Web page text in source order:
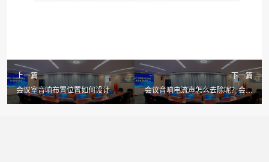
上一篇
会议室音响布置位置如何设计
下一篇
会议音响电流声怎么去除呢？会议
音响有电流声怎么解决？